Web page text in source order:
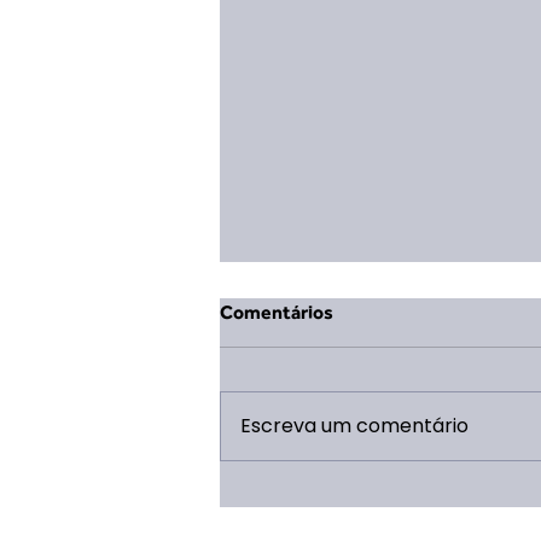
Mudança na Coordenação
Comentários
Escreva um comentário